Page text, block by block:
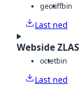
geotiffbin
Last ned
Webside ZLAS
octetbin
Last ned